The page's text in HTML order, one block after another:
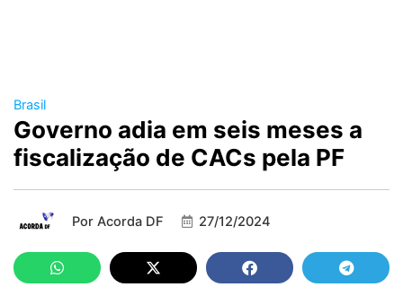
Brasil
Governo adia em seis meses a
fiscalização de CACs pela PF
Por Acorda DF 27/12/2024